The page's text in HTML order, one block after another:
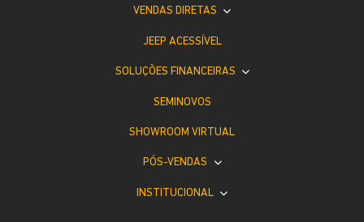
VENDAS DIRETAS
JEEP ACESSÍVEL
SOLUÇÕES FINANCEIRAS
SEMINOVOS
SHOWROOM VIRTUAL
PÓS-VENDAS
INSTITUCIONAL